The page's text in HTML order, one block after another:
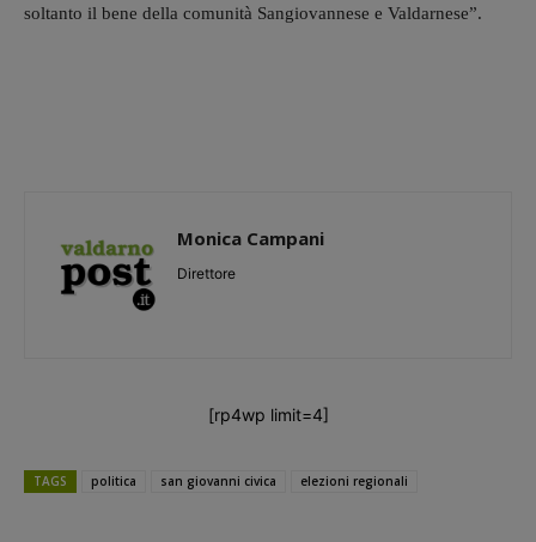
soltanto il bene della comunità Sangiovannese e Valdarnese”.
Monica Campani
Direttore
[rp4wp limit=4]
TAGS politica san giovanni civica elezioni regionali